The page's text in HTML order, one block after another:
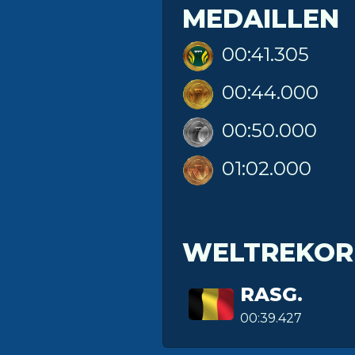
MEDAILLEN
00:41.305
00:44.000
00:50.000
01:02.000
RASG.
00:39.427